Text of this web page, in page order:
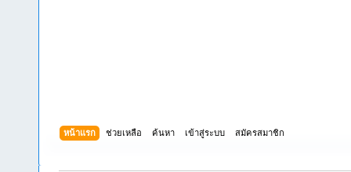
หน้าแรก ช่วยเหลือ ค้นหา เข้าสู่ระบบ สมัครสมาชิก